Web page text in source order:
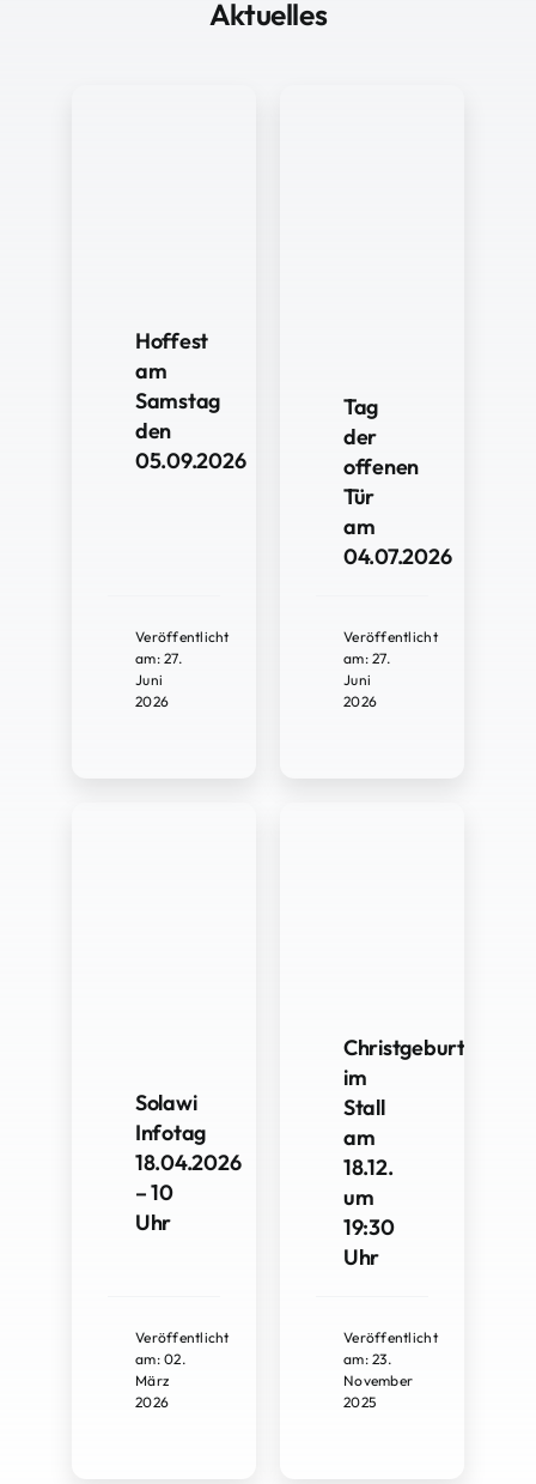
Aktuelles
Hoffest
am
Samstag
den
05.09.2026
Veröffentlicht
am: 27.
Juni
2026
Tag
der
offenen
Tür
am
04.07.2026
Veröffentlicht
am: 27.
Juni
2026
Solawi
Infotag
18.04.2026
– 10
Uhr
Veröffentlicht
am: 02.
März
2026
Christgeburtspiel
im
Stall
am
18.12.
um
19:30
Uhr
Veröffentlicht
am: 23.
November
2025